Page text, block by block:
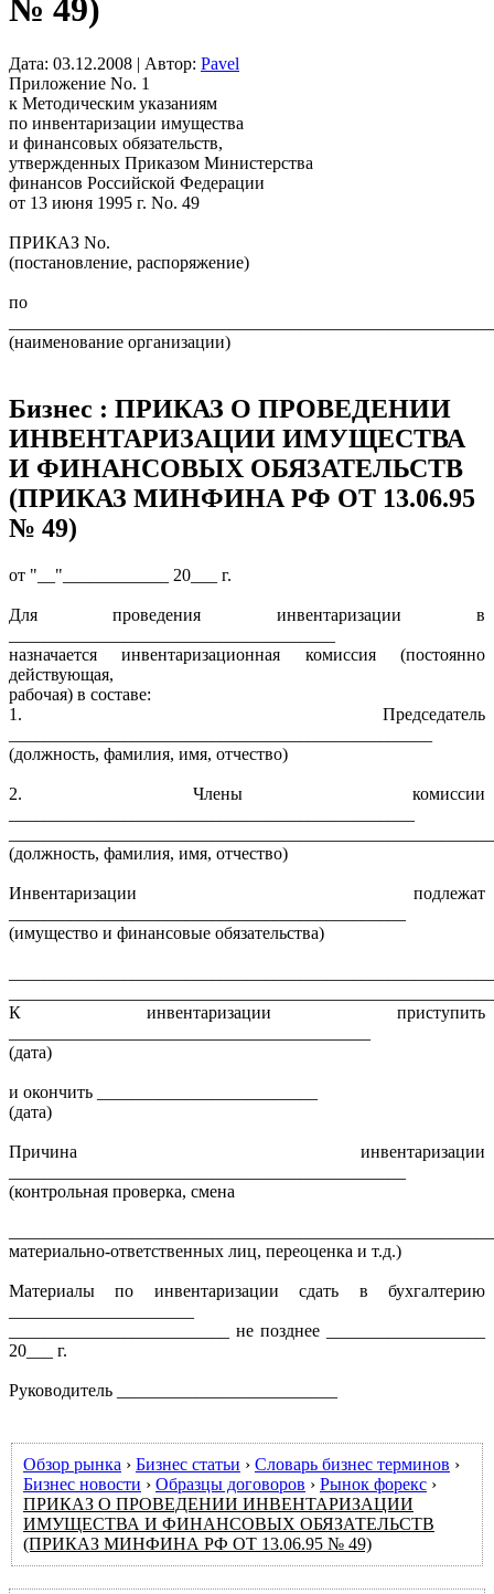
№ 49)
Дата: 03.12.2008 | Автор: Pavel
Приложение Nо. 1
к Методическим указаниям
по инвентаризации имущества
и финансовых обязательств,
утвержденных Приказом Министерства
финансов Российской Федерации
от 13 июня 1995 г. Nо. 49
ПРИКАЗ Nо.
(постановление, распоряжение)
по
(наименование организации)
Бизнес : ПРИКАЗ О ПРОВЕДЕНИИ
ИНВЕНТАРИЗАЦИИ ИМУЩЕСТВА
И ФИНАНСОВЫХ ОБЯЗАТЕЛЬСТВ
(ПРИКАЗ МИНФИНА РФ ОТ 13.06.95
№ 49)
от "__"____________ 20___ г.
Для проведения инвентаризации в
назначается инвентаризационная комиссия (постоянно
действующая,
рабочая) в составе:
1. Председатель
(должность, фамилия, имя, отчество)
2. Члены комиссии
(должность, фамилия, имя, отчество)
Инвентаризации подлежат
(имущество и финансовые обязательства)
К инвентаризации приступить
(дата)
и окончить _________________________
(дата)
Причина инвентаризации
(контрольная проверка, смена
материально-ответственных лиц, переоценка и т.д.)
Материалы по инвентаризации сдать в бухгалтерию
_________________________ не позднее __________________
20___ г.
Руководитель _________________________
Обзор рынка › Бизнес статьи › Словарь бизнес терминов ›
Бизнес новости › Образцы договоров › Рынок форекс ›
ПРИКАЗ О ПРОВЕДЕНИИ ИНВЕНТАРИЗАЦИИ
ИМУЩЕСТВА И ФИНАНСОВЫХ ОБЯЗАТЕЛЬСТВ
(ПРИКАЗ МИНФИНА РФ ОТ 13.06.95 № 49)